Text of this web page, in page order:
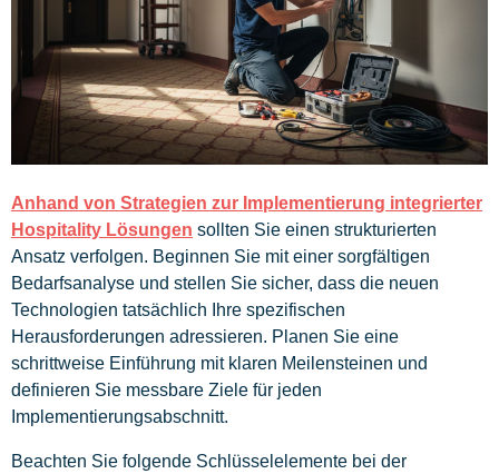
Anhand von Strategien zur Implementierung integrierter
Hospitality Lösungen sollten Sie einen strukturierten
Ansatz verfolgen. Beginnen Sie mit einer sorgfältigen
Bedarfsanalyse und stellen Sie sicher, dass die neuen
Technologien tatsächlich Ihre spezifischen
Herausforderungen adressieren. Planen Sie eine
schrittweise Einführung mit klaren Meilensteinen und
definieren Sie messbare Ziele für jeden
Implementierungsabschnitt.
Beachten Sie folgende Schlüsselelemente bei der